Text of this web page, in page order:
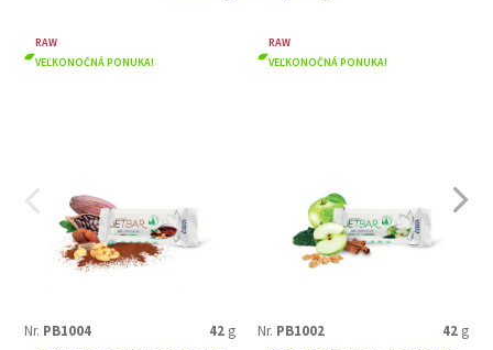
RAW
VEĽKONOČNÁ PONUKA!
Nr. PB1004 42 g
RAW
VEĽKONOČNÁ PONUKA!
Nr. PB1002 42 g